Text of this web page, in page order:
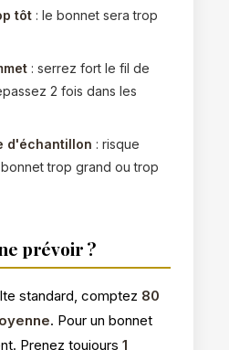
tôt : le bonnet sera trop
: serrez fort le fil de
2 fois dans les
d'échantillon : risque
trop grand ou trop
prévoir ?
standard, comptez 80
. Pour un bonnet
Prenez toujours 1